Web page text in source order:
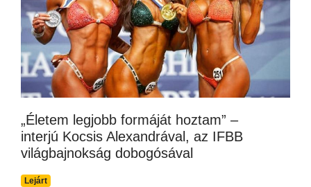
„Életem legjobb formáját hoztam” –
interjú Kocsis Alexandrával, az IFBB
világbajnokság dobogósával
Lejárt